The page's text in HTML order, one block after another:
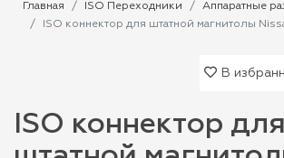
Главная ISO Переходники
Аппаратные
ISO коннектор для штатной магнитолы
В
ISO коннектор для